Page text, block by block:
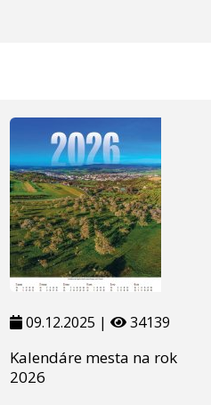
09.12.2025 | 34139
Kalendáre mesta na rok
2026